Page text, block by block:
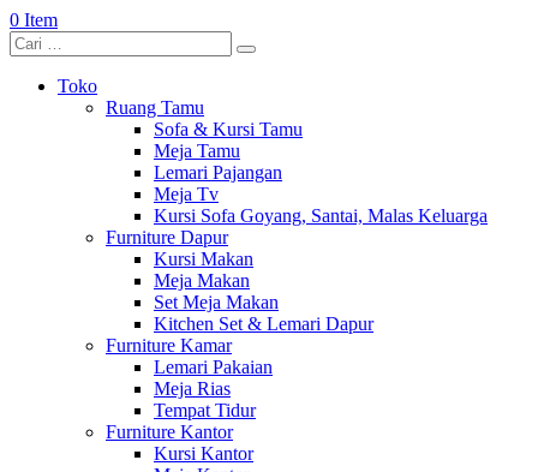
0 Item
Toko
Ruang Tamu
Sofa & Kursi Tamu
Meja Tamu
Lemari Pajangan
Meja Tv
Kursi Sofa Goyang, Santai, Malas Keluarga
Furniture Dapur
Kursi Makan
Meja Makan
Set Meja Makan
Kitchen Set & Lemari Dapur
Furniture Kamar
Lemari Pakaian
Meja Rias
Tempat Tidur
Furniture Kantor
Kursi Kantor